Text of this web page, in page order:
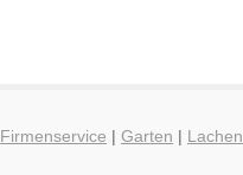
Firmenservice | Garten | Lachen